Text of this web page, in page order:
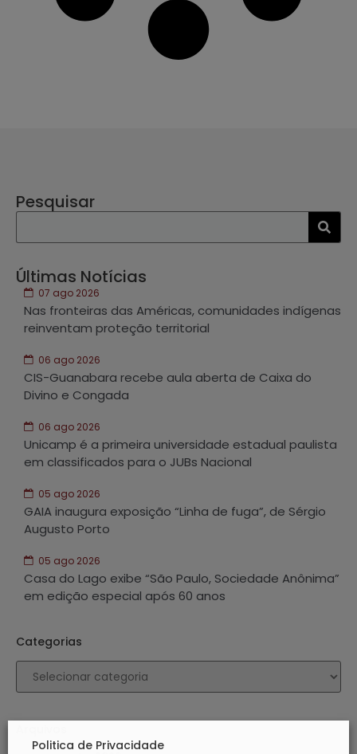
Pesquisar
Últimas Notícias
07 ago 2026
Nas fronteiras das Américas, comunidades indígenas
reinventam proteção territorial
06 ago 2026
CIS-Guanabara recebe aula aberta de Caixa do
Divino e Congada
06 ago 2026
Unicamp é a primeira universidade estadual paulista
em classificados para o JUBs Nacional
05 ago 2026
GAIA inaugura exposição “Linha de fuga”, de Sérgio
Augusto Porto
05 ago 2026
Casa do Lago exibe “São Paulo, Sociedade Anônima”
em edição especial após 60 anos
Categorias
Politica de Privacidade